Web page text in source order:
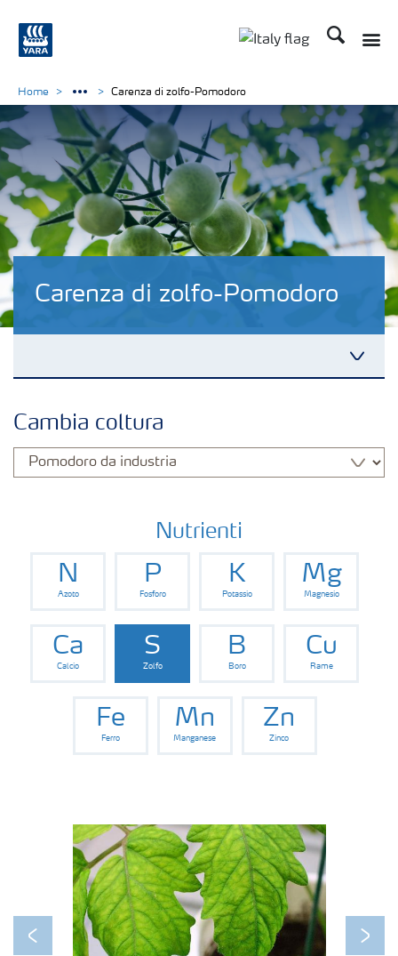
Cerca
Carenza di zolfo-Pomodoro
Concimi
Fertirrigazione
NPK
Nitrati
Organici e organo minerali
Home Carenza di zolfo-Pomodoro
Cambia coltura
Nutrienti
N
Azoto
P
Fosforo
K
Potassio
Mg
Magnesio
Ca
Calcio
S
Zolfo
B
Boro
Cu
Rame
Fe
Ferro
Mn
Manganese
Zn
Zinco
Previous Next